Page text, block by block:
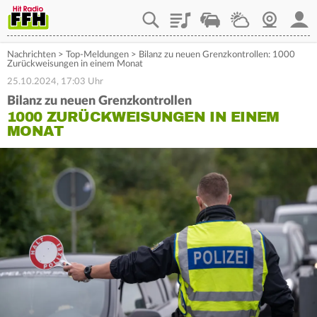
PlaylistStaupilotWetterWebcam
Nachrichten > Top-Meldungen > Bilanz zu neuen Grenzkontrollen: 1000
Zurückweisungen in einem Monat
25.10.2024, 17:03 Uhr
Bilanz zu neuen Grenzkontrollen
1000 ZURÜCKWEISUNGEN IN EINEM
MONAT